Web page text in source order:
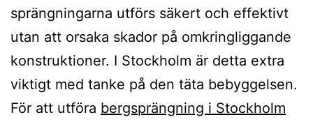
sprängningarna utförs säkert och effektivt
utan att orsaka skador på omkringliggande
konstruktioner. I Stockholm är detta extra
viktigt med tanke på den täta bebyggelsen.
För att utföra bergsprängning i Stockholm